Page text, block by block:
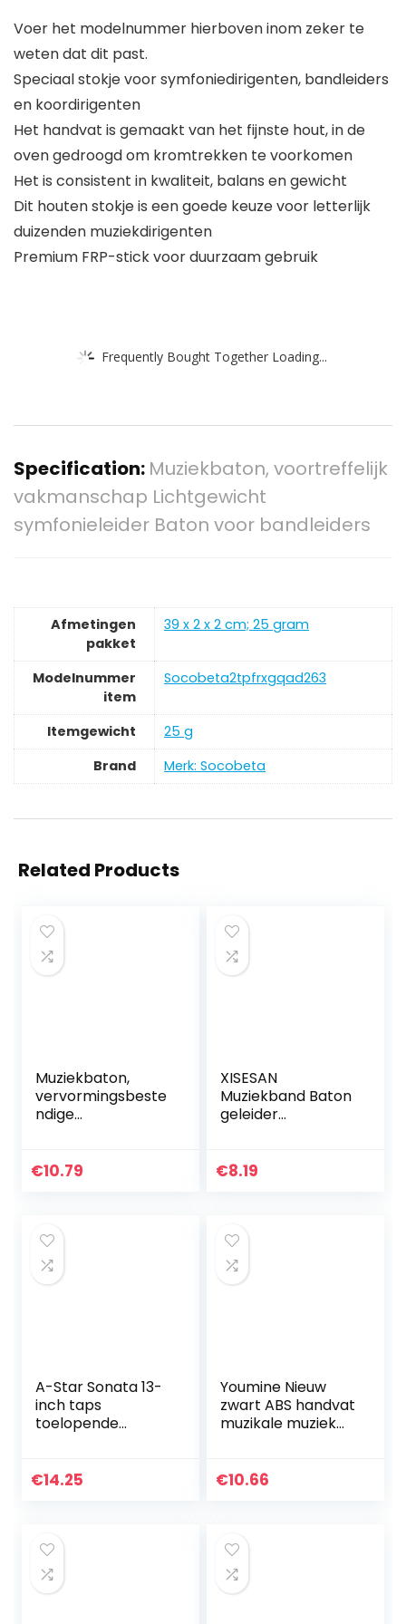
Voer het modelnummer hierboven inom zeker te
weten dat dit past.
Speciaal stokje voor symfoniedirigenten, bandleiders
en koordirigenten
Het handvat is gemaakt van het fijnste hout, in de
oven gedroogd om kromtrekken te voorkomen
Het is consistent in kwaliteit, balans en gewicht
Dit houten stokje is een goede keuze voor letterlijk
duizenden muziekdirigenten
Premium FRP-stick voor duurzaam gebruik
Frequently Bought Together Loading...
Specification: Muziekbaton, voortreffelijk
vakmanschap Lichtgewicht
symfonieleider Baton voor bandleiders
Afmetingen
pakket
‎39 x 2 x 2 cm; 25 gram
Modelnummer
item
‎Socobeta2tpfrxgqad263
Itemgewicht
‎25 g
Brand
Merk: Socobeta
Related Products
Muziekbaton,
vervormingsbeste
ndige
Baton voor
€10.79
XISESAN
Muziekband Baton
geleider
multifunctionele
€8.19
A-Star Sonata 13-
inch taps
toelopende
€14.25
Youmine Nieuw
zwart ABS handvat
muzikale muziek
€10.66